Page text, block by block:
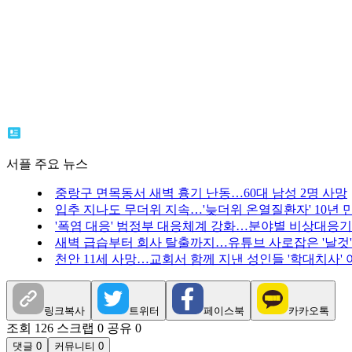
서플 주요 뉴스
중랑구 면목동서 새벽 흉기 난동…60대 남성 2명 사망
입추 지나도 무더위 지속…'늦더위 온열질환자' 10년
'폭염 대응' 범정부 대응체계 강화…분야별 비상대응
새벽 급습부터 회사 탈출까지…유튜브 사로잡은 '날것
천안 11세 사망…교회서 함께 지낸 성인들 '학대치사'
링크복사 트위터 페이스북 카카오톡
조회 126 스크랩 0 공유 0
댓글 0 커뮤니티 0